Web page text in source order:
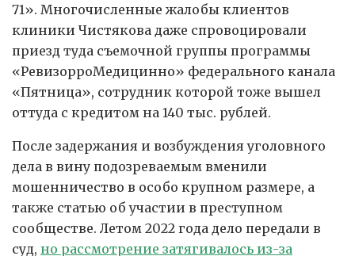
71». Многочисленные жалобы клиентов
клиники Чистякова даже спровоцировали
приезд туда съемочной группы программы
«РевизорроМедицинно» федерального канала
«Пятница», сотрудник которой тоже вышел
оттуда с кредитом на 140 тыс. рублей.
После задержания и возбуждения уголовного
дела в вину подозреваемым вменили
мошенничество в особо крупном размере, а
также статью об участии в преступном
сообществе. Летом 2022 года дело передали в
суд, но рассмотрение затягивалось из-за